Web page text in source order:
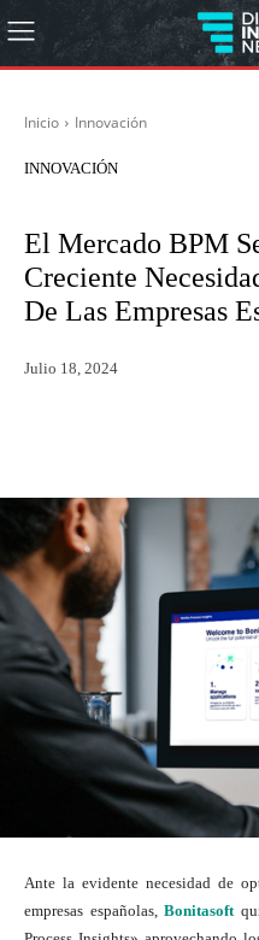
Inicio Innovación
INNOVACIÓN
El Mercado BPM
Creciente
De Las Empresas
Julio 18, 2024
Ante la evidente necesidad de
empresas españolas,Bonitasoft